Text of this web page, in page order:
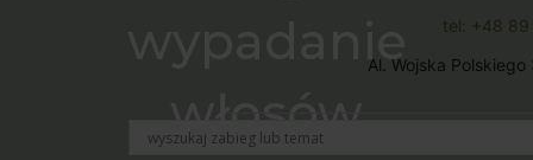
tel: +48
Al. Wojska
wypadanie